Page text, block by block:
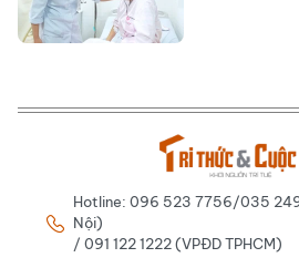
Hotline: 096 523 7756/035
Nội)
/ 091 122 1222 (VPĐD TPHCM)